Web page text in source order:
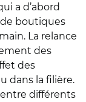
a d’abord
boutiques
La relance
des
des
dans la filière.
entre différents